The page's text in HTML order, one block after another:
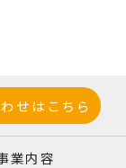
せはこちら
業内容